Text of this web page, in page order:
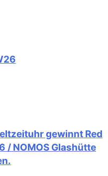
gewinnt Red
/ NOMOS Glashütte